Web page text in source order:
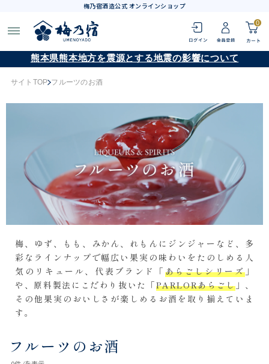
梅乃宿酒造公式 オンラインショップ
0
熊本県熊本地方を震源とする地震の影響について
サイトTOP フルーツのお酒
梅、ゆず、もも、みかん、れもんにジンジャーなど、多
彩なラインナップで幅広い果実の味わいをたのしめる人
気のリキュール、代表ブランド「 あらごしシリーズ」
や、原料製法にこだわり抜いた「PARLORあらごし」、
その他果実のおいしさが楽しめるお酒を取り揃えていま
す。
フルーツのお酒